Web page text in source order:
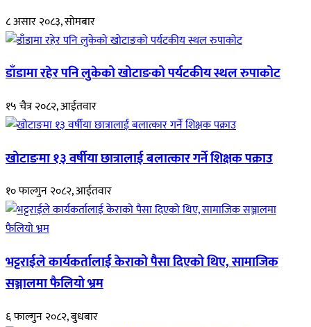
८ असार २०८३, सोमबार
डाँडामा रहेर पनि लुकेको खोटाङको पर्यटकीय स्थल रुपाकोट
१५ चैत्र २०८२, आईतवार
खोटाङमा १३ वर्षीया छात्रालाई बलात्कार गर्ने शिक्षक पक्राउ
१० फाल्गुन २०८२, आईतवार
भट्टराईले कार्यकर्तालाई केराको पैसा दिएको थिए, सामाजिक
सञ्जालमा फैलियो भ्रम
६ फाल्गुन २०८२, बुधबार